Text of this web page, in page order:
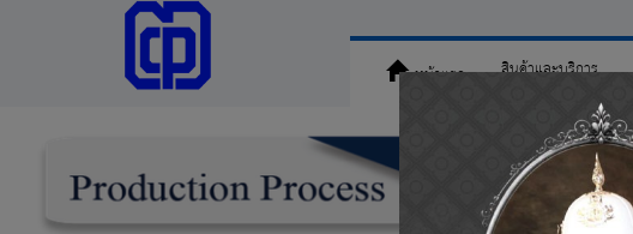
หน้าแรก สินค้าและบริการ